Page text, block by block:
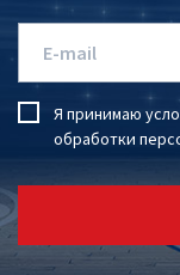
Я принимаю
обработки